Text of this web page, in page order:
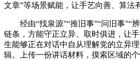
文章”等场景赋能，让手艺向善、算法
经由“找泉源”“推旧事”“问旧事”“辨
链条，方能守正立异、取时俱进，让
生能够正在对话中自从理解党的立异
辑。上传一份讲话材料，摸索区域的